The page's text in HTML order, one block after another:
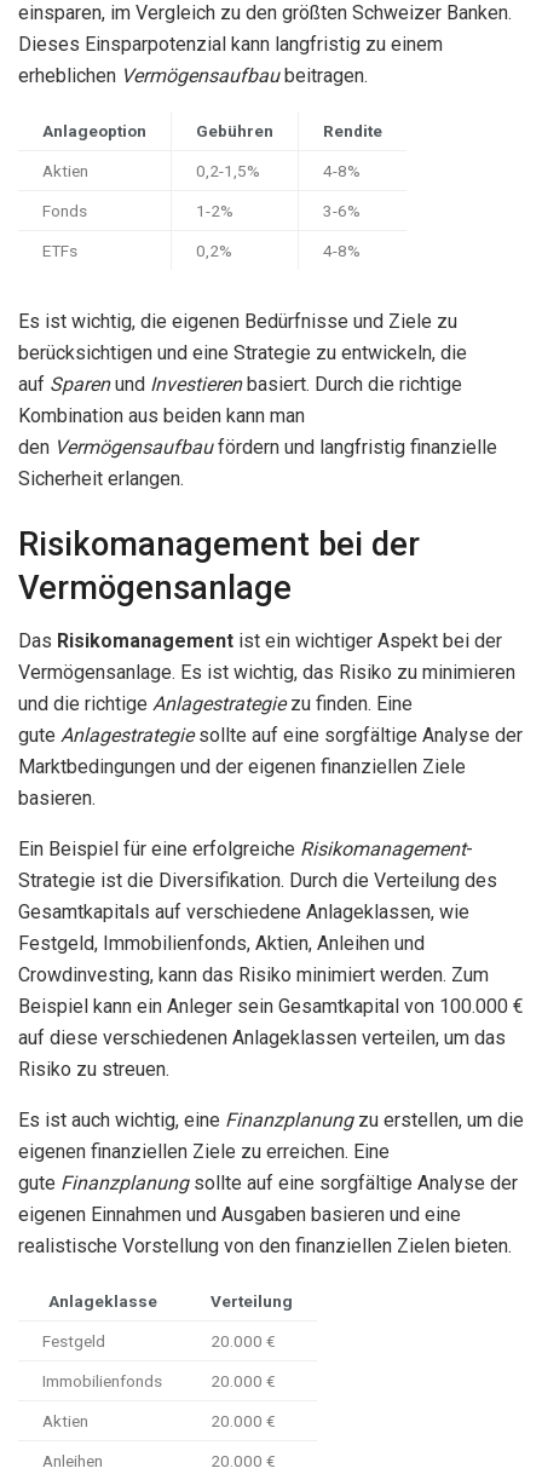
einsparen, im Vergleich zu den größten Schweizer Banken.
Dieses Einsparpotenzial kann langfristig zu einem
erheblichen Vermögensaufbaubeitragen.
Anlageoption Gebühren Rendite
Aktien 0,2-1,5% 4-8%
Fonds 1-2% 3-6%
ETFs 0,2% 4-8%
Es ist wichtig, die eigenen Bedürfnisse und Ziele zu
berücksichtigen und eine Strategie zu entwickeln, die
auf Sparenund Investierenbasiert. Durch die richtige
Kombination aus beiden kann man
den Vermögensaufbaufördern und langfristig finanzielle
Sicherheit erlangen.
Risikomanagement bei der
Vermögensanlage
Das Risikomanagement ist ein wichtiger Aspekt bei der
Vermögensanlage. Es ist wichtig, das Risiko zu minimieren
und die richtige Anlagestrategiezu finden. Eine
gute Anlagestrategiesollte auf eine sorgfältige Analyse der
Marktbedingungen und der eigenen finanziellen Ziele
basieren.
Ein Beispiel für eine erfolgreiche Risikomanagement-
Strategie ist die Diversifikation. Durch die Verteilung des
Gesamtkapitals auf verschiedene Anlageklassen, wie
Festgeld, Immobilienfonds, Aktien, Anleihen und
Crowdinvesting, kann das Risiko minimiert werden. Zum
Beispiel kann ein Anleger sein Gesamtkapital von 100.000 €
auf diese verschiedenen Anlageklassen verteilen, um das
Risiko zu streuen.
Es ist auch wichtig, eine Finanzplanungzu erstellen, um die
eigenen finanziellen Ziele zu erreichen. Eine
gute Finanzplanungsollte auf eine sorgfältige Analyse der
eigenen Einnahmen und Ausgaben basieren und eine
realistische Vorstellung von den finanziellen Zielen bieten.
Anlageklasse Verteilung
Festgeld 20.000 €
Immobilienfonds 20.000 €
Aktien 20.000 €
Anleihen 20.000 €